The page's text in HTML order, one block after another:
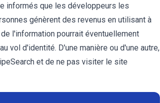
informés que les développeurs les
génèrent des revenus en utilisant à
l'information pourrait éventuellement
vol d'identité. D'une manière ou d'une autre,
et de ne pas visiter le site